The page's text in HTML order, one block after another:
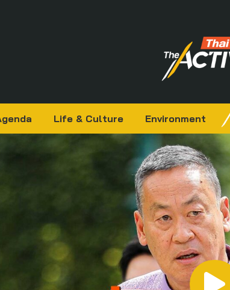
Life & Culture Environment